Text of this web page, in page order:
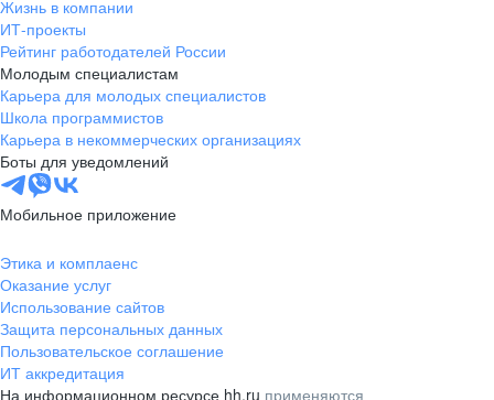
Жизнь в компании
ИТ-проекты
Рейтинг работодателей России
Молодым специалистам
Карьера для молодых специалистов
Школа программистов
Карьера в некоммерческих организациях
Боты для уведомлений
Мобильное приложение
Этика и комплаенс
Оказание услуг
Использование сайтов
Защита персональных данных
Пользовательское соглашение
ИТ аккредитация
На информационном ресурсе hh.ru применяются